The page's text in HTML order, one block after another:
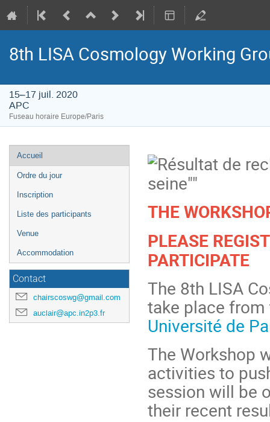
8th LISA Cosmology Working
15–17 juil. 2020
APC
Fuseau horaire Europe/Paris
Menu
de
l'événement
Accueil
Ordre du jour
Inscription
Liste des participants
Venue
Accommodation
Contact
chairscoswg@gmail.com
auclair@apc.in2p3.fr
THE
PLEASE
PARTICIPATE
The 8th LISA
take place
Université de
The Workshop
activities to
session will be
their recent